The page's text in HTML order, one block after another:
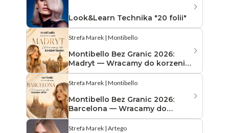
Look&Learn Technika "20 folii"
Strefa Marek | Montibello
Montibello Bez Granic 2026:
Madryt — Wracamy do korzeni
marki
Strefa Marek | Montibello
Montibello Bez Granic 2026:
Barcelona — Wracamy do
korzeni marki
Strefa Marek | Artego